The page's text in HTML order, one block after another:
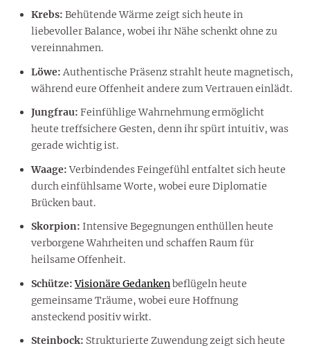
Krebs: Behütende Wärme zeigt sich heute in
liebevoller Balance, wobei ihr Nähe schenkt ohne zu
vereinnahmen.
Löwe: Authentische Präsenz strahlt heute magnetisch,
während eure Offenheit andere zum Vertrauen einlädt.
Jungfrau: Feinfühlige Wahrnehmung ermöglicht
heute treffsichere Gesten, denn ihr spürt intuitiv, was
gerade wichtig ist.
Waage:Verbindendes Feingefühl entfaltet sich heute
durch einfühlsame Worte, wobei eure Diplomatie
Brücken baut.
Skorpion: Intensive Begegnungen enthüllen heute
verborgene Wahrheiten und schaffen Raum für
heilsame Offenheit.
Schütze: Visionäre Gedankenbeflügeln heute
gemeinsame Träume, wobei eure Hoffnung
ansteckend positiv wirkt.
Steinbock: Strukturierte Zuwendung zeigt sich heute